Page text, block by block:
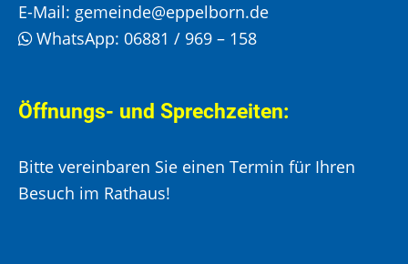
E-Mail: gemeinde@eppelborn.de
WhatsApp: 06881 / 969 – 158
Öffnungs- und Sprechzeiten:
Bitte vereinbaren Sie einen Termin für Ihren
Besuch im Rathaus!